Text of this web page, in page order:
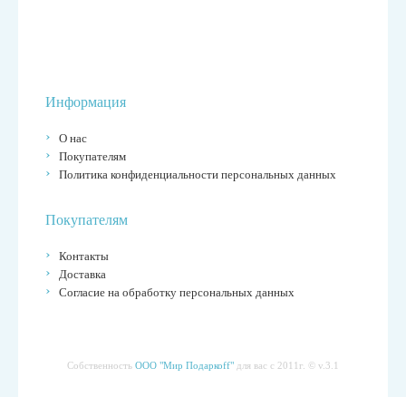
Информация
О нас
Покупателям
Политика конфиденциальности персональных данных
Покупателям
Контакты
Доставка
Согласие на обработку персональных данных
Собственность ООО "Мир Подаркоff" для вас с 2011г. © v.3.1